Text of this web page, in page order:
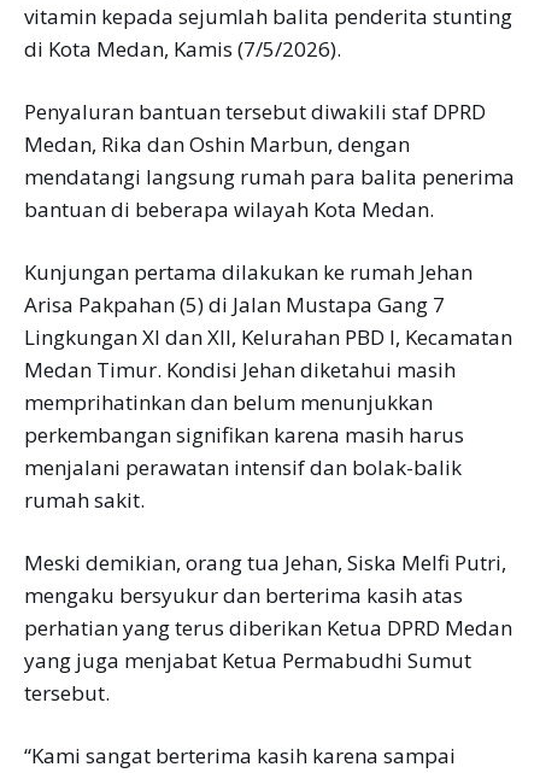
vitamin kepada sejumlah balita penderita stunting
di Kota Medan, Kamis (7/5/2026).
Penyaluran bantuan tersebut diwakili staf DPRD
Medan, Rika dan Oshin Marbun, dengan
mendatangi langsung rumah para balita penerima
bantuan di beberapa wilayah Kota Medan.
Kunjungan pertama dilakukan ke rumah Jehan
Arisa Pakpahan (5) di Jalan Mustapa Gang 7
Lingkungan XI dan XII, Kelurahan PBD I, Kecamatan
Medan Timur. Kondisi Jehan diketahui masih
memprihatinkan dan belum menunjukkan
perkembangan signifikan karena masih harus
menjalani perawatan intensif dan bolak-balik
rumah sakit.
Meski demikian, orang tua Jehan, Siska Melfi Putri,
mengaku bersyukur dan berterima kasih atas
perhatian yang terus diberikan Ketua DPRD Medan
yang juga menjabat Ketua Permabudhi Sumut
tersebut.
“Kami sangat berterima kasih karena sampai